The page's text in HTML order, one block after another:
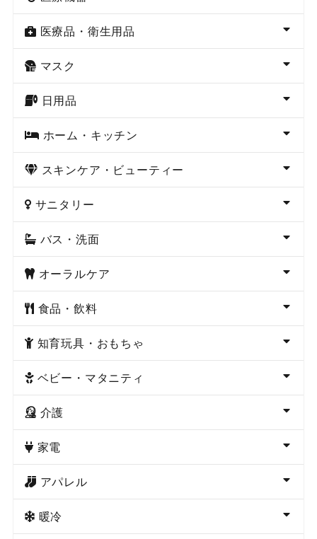
医療品・衛生用品
マスク
日用品
ホーム・キッチン
スキンケア・ビューティー
サニタリー
バス・洗面
オーラルケア
食品・飲料
知育玩具・おもちゃ
ベビー・マタニティ
介護
家電
アパレル
暖冷